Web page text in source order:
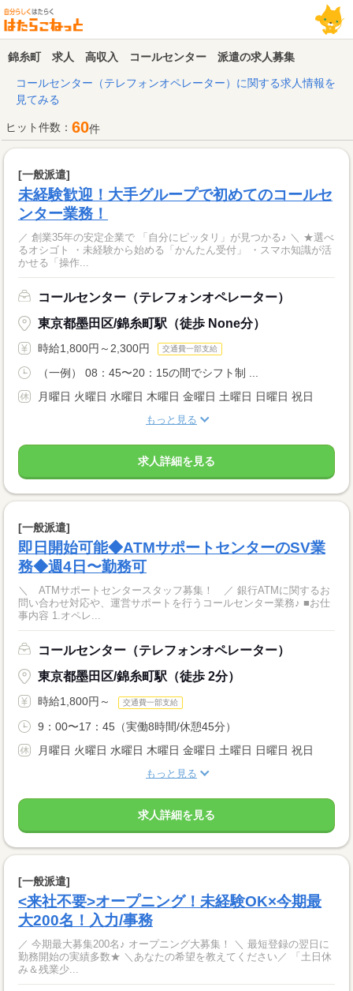
錦糸町 求人 高収入 コールセンター 派遣の求人募集
コールセンター（テレフォンオペレーター）に関する求人情報を
見てみる
ヒット件数： 60件
[一般派遣]
未経験歓迎！大手グループで初めてのコールセ
ンター業務！
／ 創業35年の安定企業で 「自分にピッタリ」が見つかる♪ ＼ ★選べ
るオシゴト ・未経験から始める「かんたん受付」 ・スマホ知識が活
かせる「操作...
コールセンター（テレフォンオペレーター）
東京都墨田区/錦糸町駅（徒歩 None分）
時給1,800円～2,300円 交通費一部支給
（一例） 08：45〜20：15の間でシフト制 ...
月曜日 火曜日 水曜日 木曜日 金曜日 土曜日 日曜日 祝日
もっと見る
求人詳細を見る
[一般派遣]
即日開始可能◆ATMサポートセンターのSV業
務◆週4日〜勤務可
＼ ATMサポートセンタースタッフ募集！ ／ 銀行ATMに関するお
問い合わせ対応や、運営サポートを行うコールセンター業務♪ ■お仕
事内容 1.オペレ...
コールセンター（テレフォンオペレーター）
東京都墨田区/錦糸町駅（徒歩 2分）
時給1,800円～ 交通費一部支給
9：00〜17：45（実働8時間/休憩45分）
月曜日 火曜日 水曜日 木曜日 金曜日 土曜日 日曜日 祝日
もっと見る
求人詳細を見る
[一般派遣]
<来社不要>オープニング！未経験OK×今期最
大200名！入力/事務
／ 今期最大募集200名♪ オープニング大募集！ ＼ 最短登録の翌日に
勤務開始の実績多数★ ＼あなたの希望を教えてください／ 「土日休
み＆残業少...